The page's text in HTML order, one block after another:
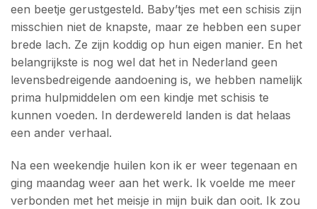
een beetje gerustgesteld. Baby’tjes met een schisis zijn
misschien niet de knapste, maar ze hebben een super
brede lach. Ze zijn koddig op hun eigen manier. En het
belangrijkste is nog wel dat het in Nederland geen
levensbedreigende aandoening is, we hebben namelijk
prima hulpmiddelen om een kindje met schisis te
kunnen voeden. In derdewereld landen is dat helaas
een ander verhaal.
Na een weekendje huilen kon ik er weer tegenaan en
ging maandag weer aan het werk. Ik voelde me meer
verbonden met het meisje in mijn buik dan ooit. Ik zou